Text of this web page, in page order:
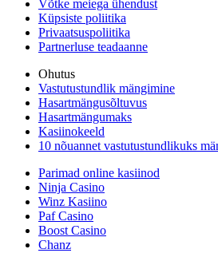
Võtke meiega ühendust
Küpsiste poliitika
Privaatsuspoliitika
Partnerluse teadaanne
Ohutus
Vastutustundlik mängimine
Hasartmängusõltuvus
Hasartmängumaks
Kasiinokeeld
10 nõuannet vastutustundlikuks
Parimad online kasiinod
Ninja Casino
Winz Kasiino
Paf Casino
Boost Casino
Chanz